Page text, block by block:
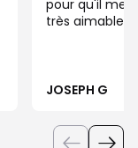
pour qu'il me
très aimable
JOSEPH G